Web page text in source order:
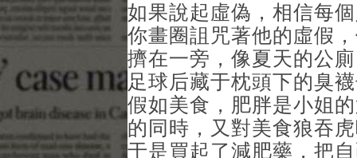
如果說起虛偽，相信每
你畫圈詛咒著他的虛假
擠在一旁，像夏天的公
足球后藏于枕頭下的臭
假如美食，肥胖是小姐
的同時，又對美食狼吞
于是買起了減肥藥，把